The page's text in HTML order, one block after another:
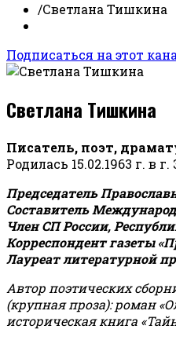
/Светлана Тишкина
Подписаться на этот
Светлана Тишкина
Писатель, поэт,
Родилась 15.02.1963 г. в
Председатель
Составитель
Член СП России,
Корреспондент газеты
Лауреат литературной
Автор поэтических
(крупная проза): роман
историческая книга